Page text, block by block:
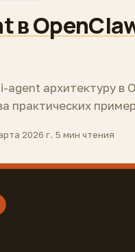
agent архитектуру в
практических
2026 г.·5 мин чтения